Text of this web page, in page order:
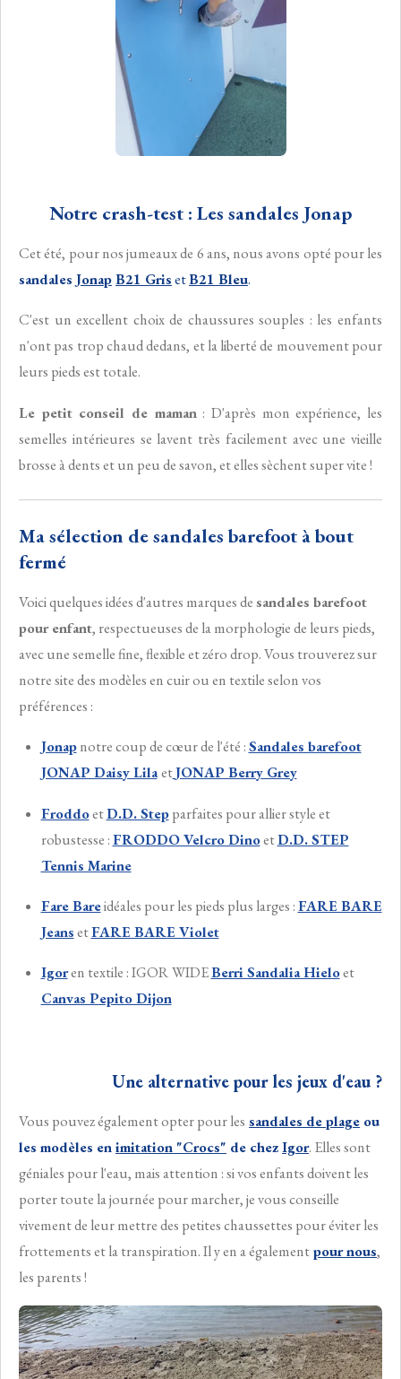
Notre crash-test : Les sandales Jonap
Cet été, pour nos jumeaux de 6 ans, nous avons opté pour les
sandales JonapB21 GrisetB21 Bleu.
C'est un excellent choix de chaussures souples : les enfants
n'ont pas trop chaud dedans, et la liberté de mouvement pour
leurs pieds est totale.
Le petit conseil de maman: D'après mon expérience, les
semelles intérieures se lavent très facilement avec une vieille
brosse à dents et un peu de savon, et elles sèchent super vite !
Ma sélection de sandales barefoot à bout
fermé
Voici quelques idées d'autres marques desandales barefoot
pour enfant, respectueuses de la morphologie de leurs pieds,
avec une semelle fine, flexible et zéro drop. Vous trouverez sur
notre site des modèles en cuir ou en textile selon vos
préférences :
Jonapnotre coup de cœur de l'été :Sandales barefoot
JONAP Daisy Lila etJONAP Berry Grey
FroddoetD.D. Stepparfaites pour allier style et
robustesse :FRODDO Velcro DinoetD.D. STEP
Tennis Marine
Fare Bareidéales pour les pieds plus larges :FARE BARE
JeansetFARE BARE Violet
Igoren textile : IGOR WIDEBerri Sandalia Hieloet
Canvas Pepito Dijon
Une alternative pour les jeux d'eau ?
Vous pouvez également opter pour les sandales de plage ou
les modèles enimitation "Crocs" de chezIgor. Elles sont
géniales pour l'eau, mais attention : si vos enfants doivent les
porter toute la journée pour marcher, je vous conseille
vivement de leur mettre des petites chaussettes pour éviter les
frottements et la transpiration. Il y en a égalementpour nous,
les parents !